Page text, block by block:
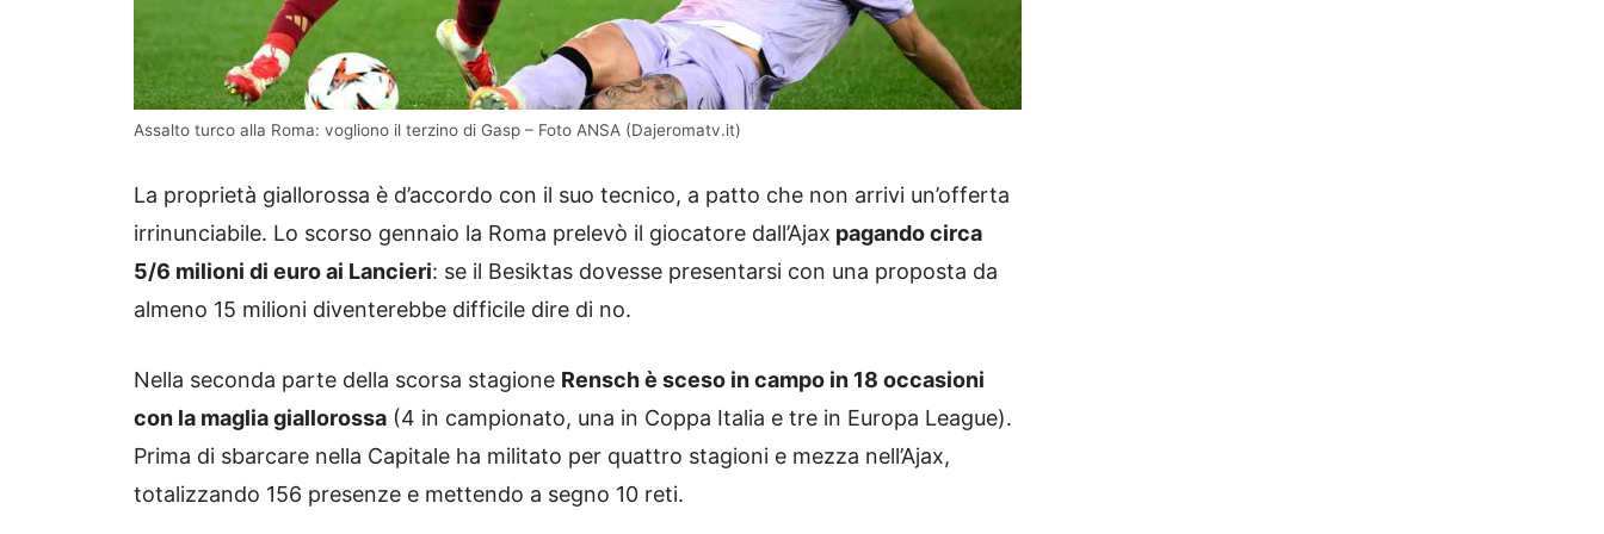
Assalto turco alla Roma: vogliono il terzino di Gasp – Foto ANSA (Dajeromatv.it)
La proprietà giallorossa è d’accordo con il suo tecnico, a patto che non arrivi un’offerta
irrinunciabile. Lo scorso gennaio la Roma prelevò il giocatore dall’Ajax pagando circa
5/6 milioni di euro ai Lancieri: se il Besiktas dovesse presentarsi con una proposta da
almeno 15 milioni diventerebbe difficile dire di no.
Nella seconda parte della scorsa stagione Rensch è sceso in campo in 18 occasioni
con la maglia giallorossa (4 in campionato, una in Coppa Italia e tre in Europa League).
Prima di sbarcare nella Capitale ha militato per quattro stagioni e mezza nell’Ajax,
totalizzando 156 presenze e mettendo a segno 10 reti.